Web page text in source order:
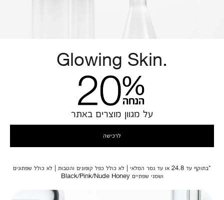
Glowing Skin.
על מגוון מוצרים באתר
לרכישה
*בתוקף עד 24.8 או עד גמר המלאי | לא כולל כפל קופונים והטבות | לא כולל שפתונים
ושמני שפתיים Black/Pink/Nude Honey